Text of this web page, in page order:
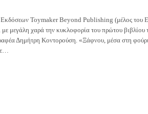
Εκδόσεων Toymaker Beyond Publishing (μέλος του
μεγάλη χαρά την κυκλοφορία του πρώτου βιβλίου
Δημήτρη Κοντορούση. «Ξάφνου, μέσα στη